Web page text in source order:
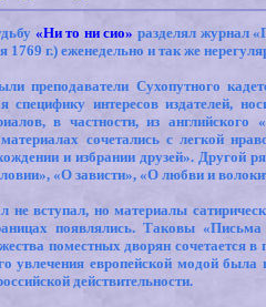
«Ни то ни сио» разделял журнал
г.) еженедельно и так же
преподаватели Сухопутного
специфику интересов издателей,
в частности, из
сочетались с легкой
и избрании друзей». Другой
«О зависти», «О любви и
не вступал, но материалы
появлялись. Таковы
поместных дворян сочетается
увлечения европейской модой
действительности.